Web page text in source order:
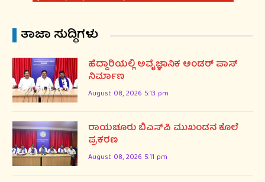
ತಾಜಾ ಸುದ್ಧಿಗಳು
ಹೆದ್ದಾರಿಯಲ್ಲಿ ಅವೈಜ್ಞಾನಿಕ ಅಂಡರ್ ಪಾಸ್
ನಿರ್ಮಾಣ
August 08, 2026 5:13 pm
ರಾಯಚೂರು ಬಿಎಸ್‌ಪಿ ಮುಖಂಡನ ಕೊಲೆ
ಪ್ರಕರಣ
August 08, 2026 5:11 pm